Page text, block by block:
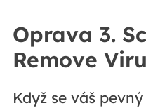
Oprava 3.
Remove
Když se váš